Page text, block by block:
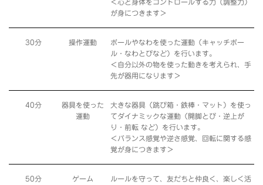
＜心と身体をコントロールする力（調整力）
が身につきます＞
30分 操作運動
ボールやなわを使った運動（キャッチボー
ル・なわとびなど）を行います。
＜自分以外の物を使った動きを考えられ、手
先が器用になります＞
40分
器具を使った
運動
大きな器具（跳び箱・鉄棒・マット）を使っ
てダイナミックな運動（開脚とび・逆上が
り・前転 など）を行います。
＜バランス感覚や逆さ感覚、回転に関する感
覚が身につきます＞
50分 ゲーム
ルールを守って、友だちと仲良く、楽しく活